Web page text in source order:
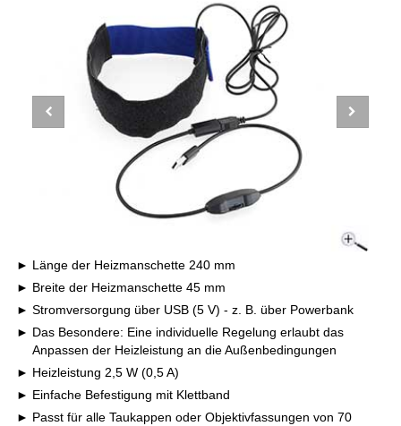
Länge der Heizmanschette 240 mm
Breite der Heizmanschette 45 mm
Stromversorgung über USB (5 V) - z. B. über Powerbank
Das Besondere: Eine individuelle Regelung erlaubt das
Anpassen der Heizleistung an die Außenbedingungen
Heizleistung 2,5 W (0,5 A)
Einfache Befestigung mit Klettband
Passt für alle Taukappen oder Objektivfassungen von 70